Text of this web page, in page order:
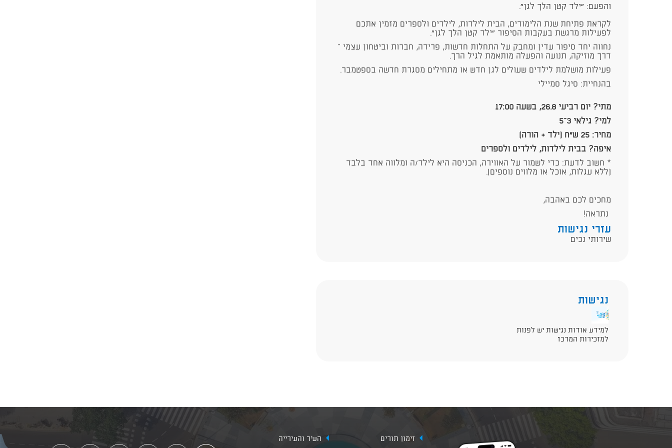
והפעם: ״ילד קטן הלך לגן״.
לקראת פתיחת שנת הלימודים, הבית לילדות, לילדים ולספרים מזמין אתכם
לפעילות מרגשת בעקבות הסיפור “ילד קטן הלך לגן”.
נחווה יחד סיפור עדין ומחבק על התחלות חדשות, פרידה, חברות וביטחון עצמי –
דרך מוזיקה, תנועה והפעלה מותאמת לגיל הרך.
פעילות מושלמת לילדים שעולים לגן חדש או מתחילים מסגרת חדשה בספטמבר.
בהנחיית: סיגל סמיילי
מתי? יום רביעי 26.8, בשעה 17:00
למי? גילאי 3–5
מחיר: 25 ש"ח (ילד + הורה)
איפה? בבית לילדות, לילדים ולספרים
* חשוב לדעת: כדי לשמור על האווירה, הכניסה היא לילד/ה ומלווה אחד בלבד
(ללא עגלות, אוכל או מלווים נוספים).
מחכים לכם באהבה,
נתראה!
עזרי נגישות
שירותי נכים
נגישות
למידע אודות נגישות יש לפנות
למזכירות המרכז
זימון תורים העיר והעירייה